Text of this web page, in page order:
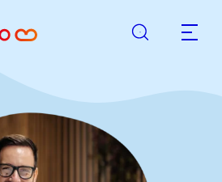
Suche